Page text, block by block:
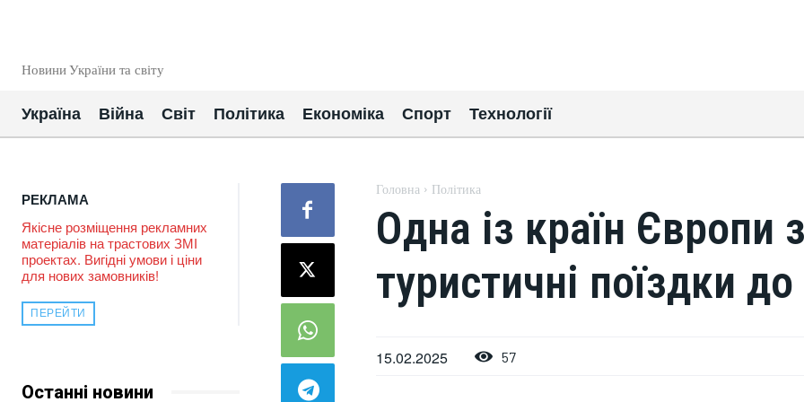
Новини України та світу
Україна Війна Світ Політика Економіка Спорт Технології
РЕКЛАМА
Якісне розміщення рекламних
матеріалів на трастових ЗМІ
проектах. Вигідні умови і ціни
для нових замовників!
ПЕРЕЙТИ
Останні новини
Головна Політика
Одна із країн Європи
туристичні поїздки до
15.02.2025 57